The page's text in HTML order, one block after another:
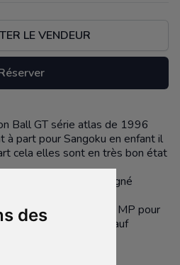
des
LE VENDEUR
Ball GT série atlas de 1996
part pour Sangoku en enfant il
cela elles sont en très bon état
plateforme envoie soigné
venir directement à MP pour
seront à 10 € l'unité sauf
5 €